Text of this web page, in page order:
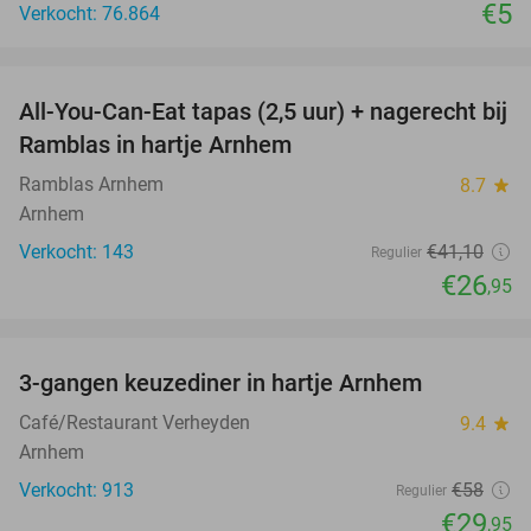
Verkocht: 76.864 €5
34%
All-You-Can-Eat tapas (2,5 uur) + nagerecht bij
Ramblas in hartje Arnhem
Ramblas Arnhem 8.7 star
Arnhem
Verkocht: 143
Regulier €41,10
€26,95
3-gangen keuzediner in hartje Arnhem
Café/Restaurant Verheyden 9.4 star
Arnhem
Verkocht: 913
Regulier €58
€29,95